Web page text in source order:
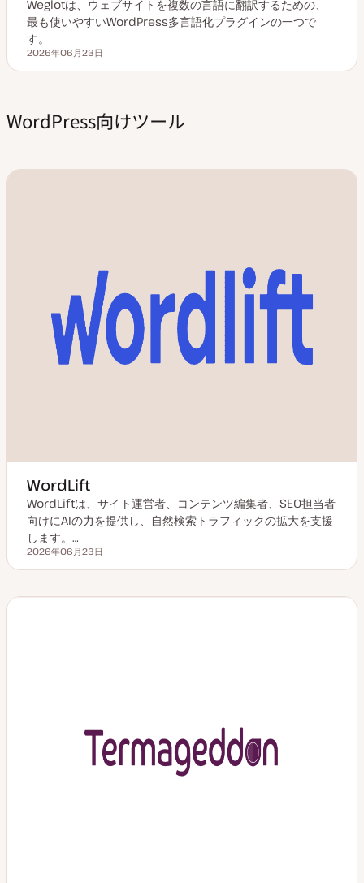
Weglotは、ウェブサイトを複数の言語に翻訳するための、
最も使いやすいWordPress多言語化プラグインの一つで
す。
更新日
2026年06月23日
WordPress向けツール
WordLift
WordLiftは、サイト運営者、コンテンツ編集者、SEO担当者
向けにAIの力を提供し、自然検索トラフィックの拡大を支援
します。…
更新日
2026年06月23日